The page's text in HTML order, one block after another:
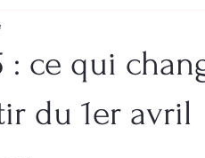
: ce qui
du 1er avril